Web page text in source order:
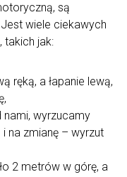
są
wiele ciekawych
takich jak:
ręką, a łapanie lewą,
nami, wyrzucamy
i na zmianę – wyrzut
2 metrów w górę, a